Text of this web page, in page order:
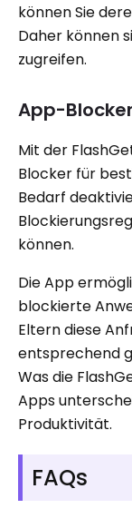
können Sie
Daher können
zugreifen.
App-Blocker
Mit der
Blocker für
Bedarf
können.
Die App
blockierte
Eltern diese
entsprechend
Was die
Apps
Produktivität.
FAQs